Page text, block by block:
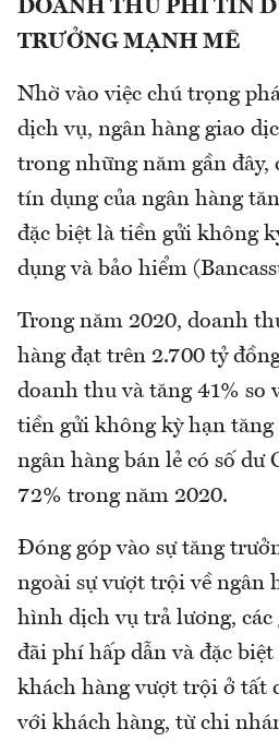
DOANH THU PHI TÍN
TRƯỞNG MẠNH MẼ
Nhờ vào việc chú trọng
dịch vụ, ngân hàng giao
trong những năm gần đây,
tín dụng của ngân hàng
đặc biệt là tiền gửi không
dụng và bảo hiểm
Trong năm 2020, doanh
hàng đạt trên 2.700 tỷ
doanh thu và tăng 41% so
tiền gửi không kỳ hạn
ngân hàng bán lẻ có số dư
72% trong năm 2020.
Đóng góp vào sự tăng
ngoài sự vượt trội về ngân
hình dịch vụ trả lương,
đãi phí hấp dẫn và đặc
khách hàng vượt trội ở tất
với khách hàng, từ chi